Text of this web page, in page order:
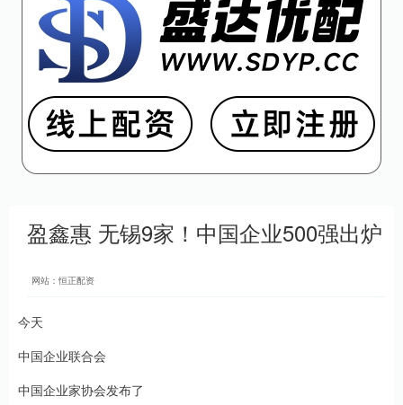
盈鑫惠 无锡9家！中国企业500强出炉
网站：恒正配资
今天
中国企业联合会
中国企业家协会发布了